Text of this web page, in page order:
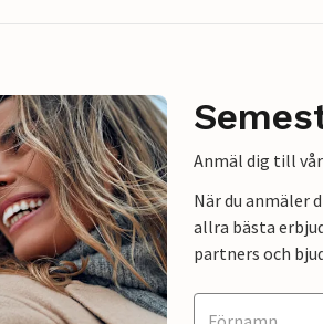
Anmäl dig till
När du anmäler
allra bästa
partners och